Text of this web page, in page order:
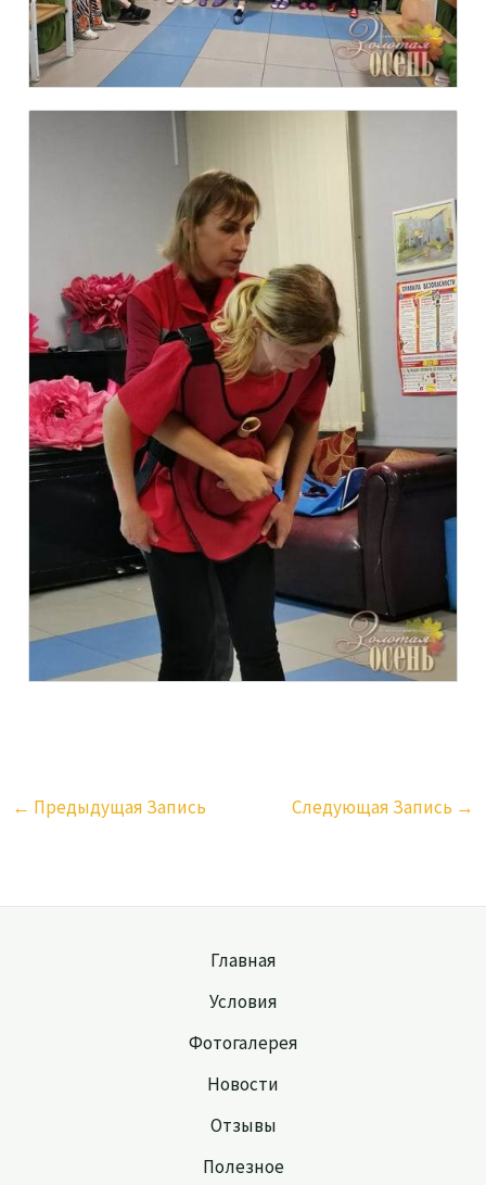
← Предыдущая Запись Следующая Запись →
Главная
Условия
Фотогалерея
Новости
Отзывы
Полезное